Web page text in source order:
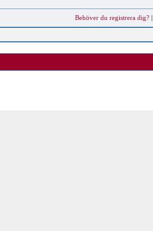
Behöver du registrera dig?|